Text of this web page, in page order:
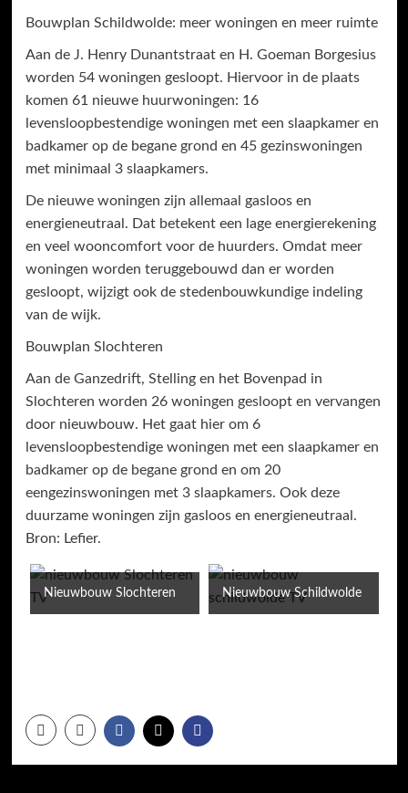
Bouwplan Schildwolde: meer woningen en meer ruimte
Aan de J. Henry Dunantstraat en H. Goeman Borgesius
worden 54 woningen gesloopt. Hiervoor in de plaats
komen 61 nieuwe huurwoningen: 16
levensloopbestendige woningen met een slaapkamer en
badkamer op de begane grond en 45 gezinswoningen
met minimaal 3 slaapkamers.
De nieuwe woningen zijn allemaal gasloos en
energieneutraal. Dat betekent een lage energierekening
en veel wooncomfort voor de huurders. Omdat meer
woningen worden teruggebouwd dan er worden
gesloopt, wijzigt ook de stedenbouwkundige indeling
van de wijk.
Bouwplan Slochteren
Aan de Ganzedrift, Stelling en het Bovenpad in
Slochteren worden 26 woningen gesloopt en vervangen
door nieuwbouw. Het gaat hier om 6
levensloopbestendige woningen met een slaapkamer en
badkamer op de begane grond en om 20
eengezinswoningen met 3 slaapkamers. Ook deze
duurzame woningen zijn gasloos en energieneutraal.
Bron: Lefier.
Nieuwbouw Slochteren Nieuwbouw Schildwolde